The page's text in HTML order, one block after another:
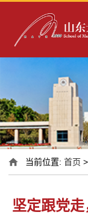
当前位置:首页
坚定跟党